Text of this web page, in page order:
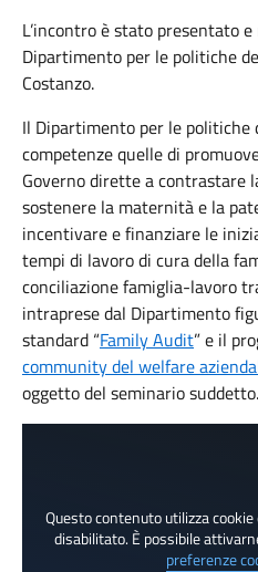
L’incontro è stato presentato
Dipartimento per le politiche
Costanzo.
Il Dipartimento per le
competenze quelle di
Governo dirette a contrastare
sostenere la maternità e la
incentivare e finanziare le
tempi di lavoro di cura della
conciliazione famiglia-lavoro
intraprese dal Dipartimento
standard “Family Audit” e il
community del welfare
oggetto del seminario suddetto.
Questo contenuto utilizza
disabilitato. È possibile
preferenze